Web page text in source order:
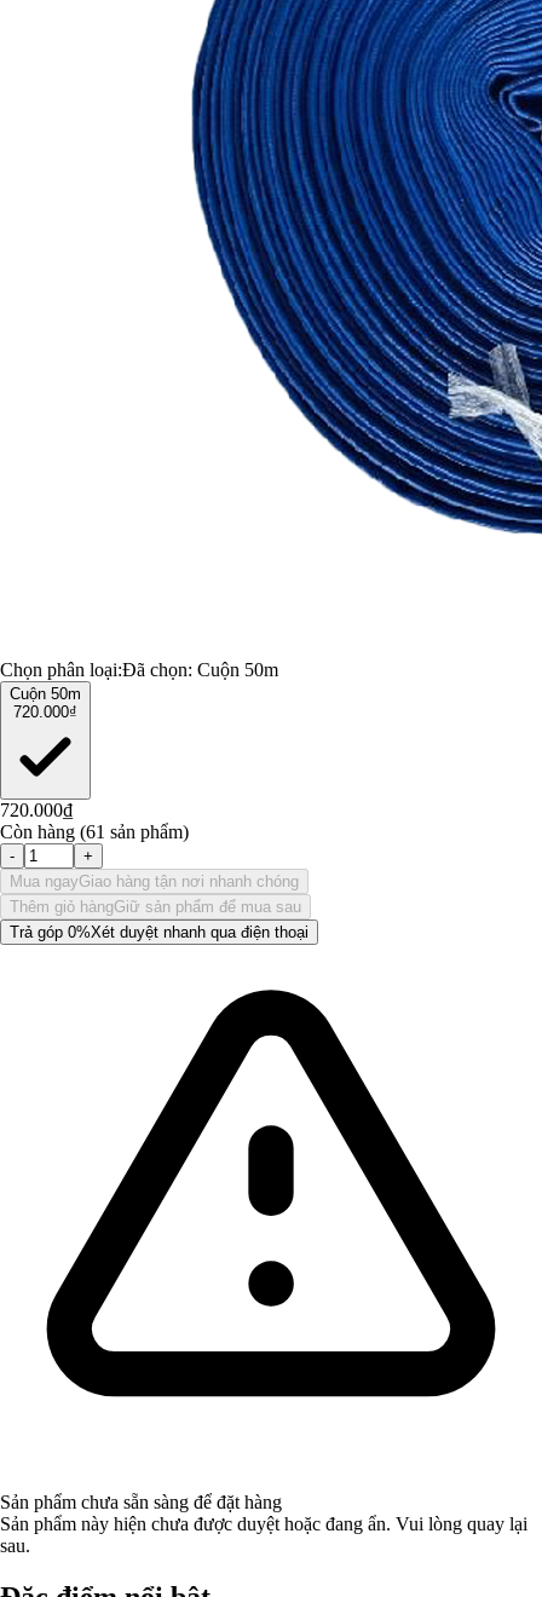
Chọn phân loại:Đã chọn: Cuộn 50m
Cuộn 50m
720.000₫
720.000₫
Còn hàng (61 sản phẩm)
-
+
Mua ngayGiao hàng tận nơi nhanh chóng
Thêm giỏ hàngGiữ sản phẩm để mua sau
Trả góp 0%Xét duyệt nhanh qua điện thoại
Sản phẩm chưa sẵn sàng để đặt hàng
Sản phẩm này hiện chưa được duyệt hoặc đang ẩn. Vui lòng quay lại
sau.